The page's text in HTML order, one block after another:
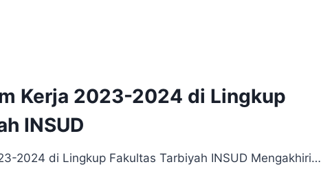
Kerja 2023-2024 di Lingkup
INSUD
2024 di Lingkup Fakultas Tarbiyah INSUD Mengakhiri…